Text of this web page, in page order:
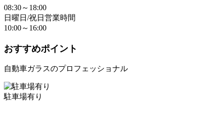
08:30～18:00
日曜日/祝日営業時間
10:00～16:00
おすすめポイント
自動車ガラスのプロフェッショナル
駐車場有り